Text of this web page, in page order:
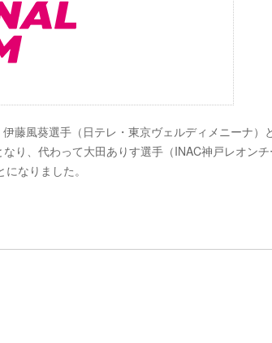
藤風葵選手（日テレ・東京ヴェルディメニーナ）
り、代わって大田ありす選手（INAC神戸レオンチ
なりました。